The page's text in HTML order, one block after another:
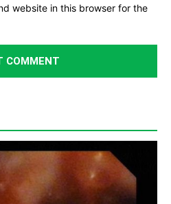
website in this browser for the